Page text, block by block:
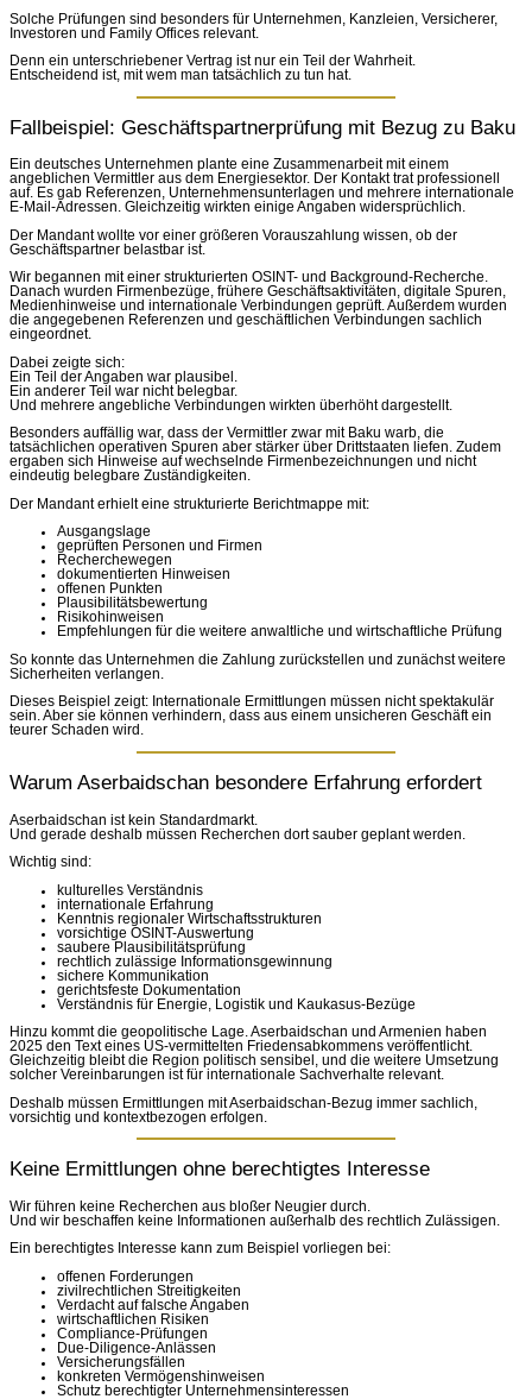
Solche Prüfungen sind besonders für Unternehmen, Kanzleien, Versicherer,
Investoren und Family Offices relevant.
Denn ein unterschriebener Vertrag ist nur ein Teil der Wahrheit.
Entscheidend ist, mit wem man tatsächlich zu tun hat.
Fallbeispiel: Geschäftspartnerprüfung mit Bezug zu Baku
Ein deutsches Unternehmen plante eine Zusammenarbeit mit einem
angeblichen Vermittler aus dem Energiesektor. Der Kontakt trat professionell
auf. Es gab Referenzen, Unternehmensunterlagen und mehrere internationale
E-Mail-Adressen. Gleichzeitig wirkten einige Angaben widersprüchlich.
Der Mandant wollte vor einer größeren Vorauszahlung wissen, ob der
Geschäftspartner belastbar ist.
Wir begannen mit einer strukturierten OSINT- und Background-Recherche.
Danach wurden Firmenbezüge, frühere Geschäftsaktivitäten, digitale Spuren,
Medienhinweise und internationale Verbindungen geprüft. Außerdem wurden
die angegebenen Referenzen und geschäftlichen Verbindungen sachlich
eingeordnet.
Dabei zeigte sich:
Ein Teil der Angaben war plausibel.
Ein anderer Teil war nicht belegbar.
Und mehrere angebliche Verbindungen wirkten überhöht dargestellt.
Besonders auffällig war, dass der Vermittler zwar mit Baku warb, die
tatsächlichen operativen Spuren aber stärker über Drittstaaten liefen. Zudem
ergaben sich Hinweise auf wechselnde Firmenbezeichnungen und nicht
eindeutig belegbare Zuständigkeiten.
Der Mandant erhielt eine strukturierte Berichtmappe mit:
Ausgangslage
geprüften Personen und Firmen
Recherchewegen
dokumentierten Hinweisen
offenen Punkten
Plausibilitätsbewertung
Risikohinweisen
Empfehlungen für die weitere anwaltliche und wirtschaftliche Prüfung
So konnte das Unternehmen die Zahlung zurückstellen und zunächst weitere
Sicherheiten verlangen.
Dieses Beispiel zeigt: Internationale Ermittlungen müssen nicht spektakulär
sein. Aber sie können verhindern, dass aus einem unsicheren Geschäft ein
teurer Schaden wird.
Warum Aserbaidschan besondere Erfahrung erfordert
Aserbaidschan ist kein Standardmarkt.
Und gerade deshalb müssen Recherchen dort sauber geplant werden.
Wichtig sind:
kulturelles Verständnis
internationale Erfahrung
Kenntnis regionaler Wirtschaftsstrukturen
vorsichtige OSINT-Auswertung
saubere Plausibilitätsprüfung
rechtlich zulässige Informationsgewinnung
sichere Kommunikation
gerichtsfeste Dokumentation
Verständnis für Energie, Logistik und Kaukasus-Bezüge
Hinzu kommt die geopolitische Lage. Aserbaidschan und Armenien haben
2025 den Text eines US-vermittelten Friedensabkommens veröffentlicht.
Gleichzeitig bleibt die Region politisch sensibel, und die weitere Umsetzung
solcher Vereinbarungen ist für internationale Sachverhalte relevant.
Deshalb müssen Ermittlungen mit Aserbaidschan-Bezug immer sachlich,
vorsichtig und kontextbezogen erfolgen.
Keine Ermittlungen ohne berechtigtes Interesse
Wir führen keine Recherchen aus bloßer Neugier durch.
Und wir beschaffen keine Informationen außerhalb des rechtlich Zulässigen.
Ein berechtigtes Interesse kann zum Beispiel vorliegen bei:
offenen Forderungen
zivilrechtlichen Streitigkeiten
Verdacht auf falsche Angaben
wirtschaftlichen Risiken
Compliance-Prüfungen
Due-Diligence-Anlässen
Versicherungsfällen
konkreten Vermögenshinweisen
Schutz berechtigter Unternehmensinteressen